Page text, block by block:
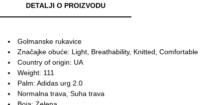
DETALJI O PROIZVODU
Golmanske rukavice
Značajke obuće: Light, Breathability, Knitted, Comfortable
Country of origin: UA
Weight: 111
Palm: Adidas urg 2.0
Normalna trava, Suha trava